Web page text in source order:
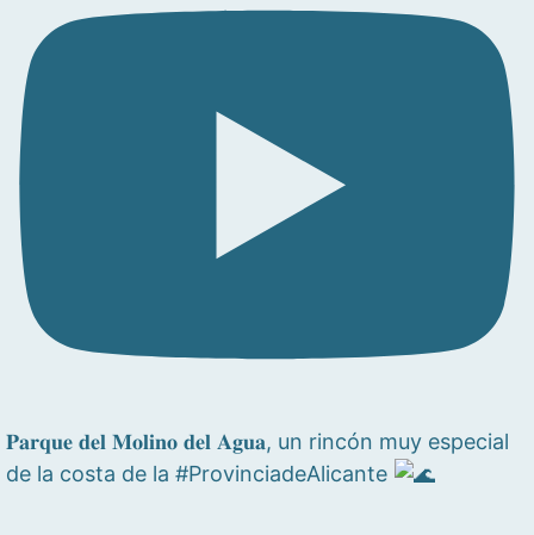
𝐏𝐚𝐫𝐪𝐮𝐞 𝐝𝐞𝐥 𝐌𝐨𝐥𝐢𝐧𝐨 𝐝𝐞𝐥 𝐀𝐠𝐮𝐚, un rincón muy especial
de la costa de la #ProvinciadeAlicante